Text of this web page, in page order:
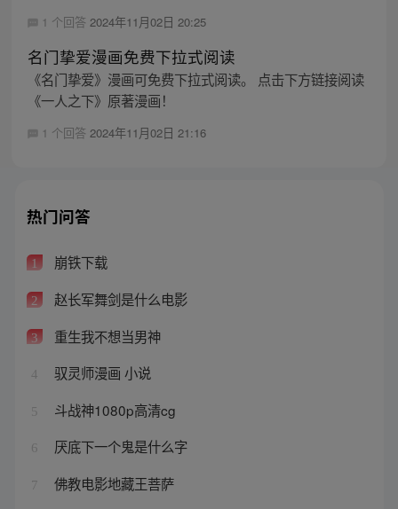
1 个回答 2024年11月02日 20:25
名门挚爱漫画免费下拉式阅读
《名门挚爱》漫画可免费下拉式阅读。 点击下方链接阅读
《一人之下》原著漫画！
1 个回答 2024年11月02日 21:16
热门问答
1 崩铁下载
2 赵长军舞剑是什么电影
3 重生我不想当男神
4 驭灵师漫画 小说
5 斗战神1080p高清cg
6 厌底下一个鬼是什么字
7 佛教电影地藏王菩萨